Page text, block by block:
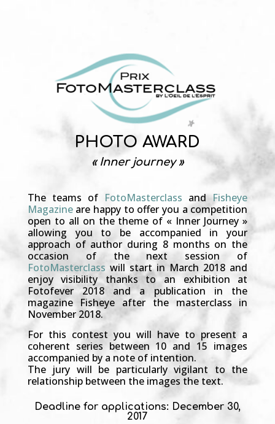
PHOTO AWARD
« Inner journey »
The teams of FotoMasterclass andFisheye
Magazineare happy to offer you a competition
open to all on the theme of « Inner Journey »
allowing you to be accompanied in your
approach of author during 8 months on the
occasion of the next session of
FotoMasterclass will start in March 2018 and
enjoy visibility thanks to an exhibition at
Fotofever 2018 and a publication in the
magazine Fisheye after the masterclass in
November 2018.
For this contest you will have to present a
coherent series between 10 and 15 images
accompanied by a note of intention.
The jury will be particularly vigilant to the
relationship between the images the text.
Deadline for applications: December 30,
2017